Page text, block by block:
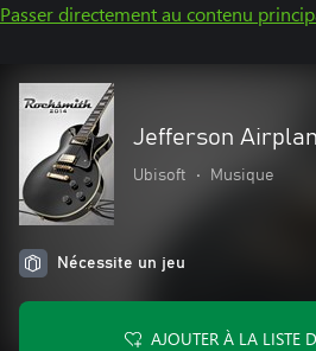
Passer directement au contenu
Jefferson
Ubisoft • Musique
Nécessite un jeu
AJOUTER À LA LISTE